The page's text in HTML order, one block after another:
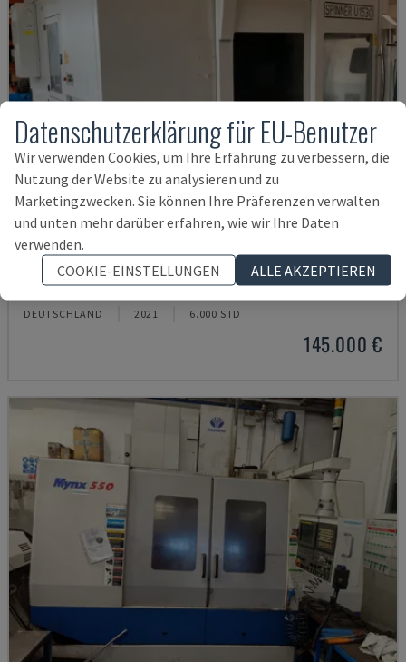
U5-1530
SPINNER - VERTIKAL-BEARBEITUNGSZENTRUM
DEUTSCHLAND 2021 6.000 STD
145.000 €
Datenschutzerklärung für EU-Benutzer
Wir verwenden Cookies, um Ihre Erfahrung zu verbessern, die
Nutzung der Website zu analysieren und zu
Marketingzwecken. Sie können Ihre Präferenzen verwalten
und unten mehr darüber erfahren, wie wir Ihre Daten
verwenden.
COOKIE-EINSTELLUNGEN
ALLE AKZEPTIEREN